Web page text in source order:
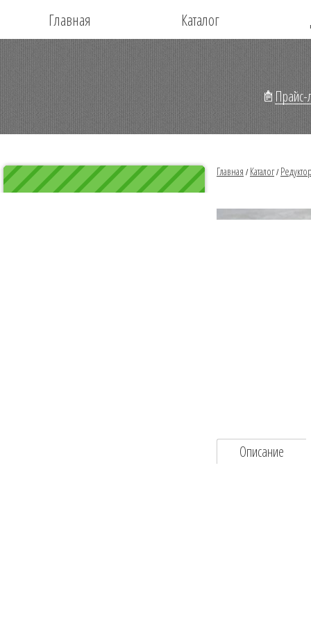
Главная Каталог
Прайс-
Главная / Каталог/
Описание